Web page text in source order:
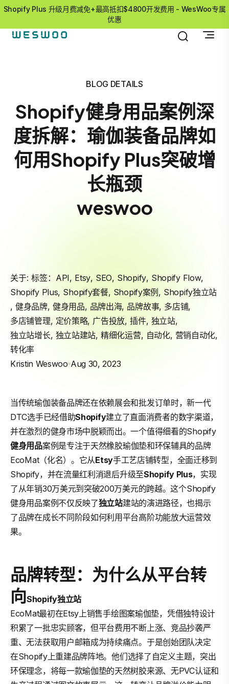
Shopify Plus 升级月费减免+最高抵扣$4800开发费用 - WesWoo专属
优惠
BLOG DETAILS
Shopify健身用品案例深
度拆解：瑜伽装备品牌如
何用Shopify Plus突破增
长瓶颈
weswoo
关于: 标签： API, Etsy, SEO, Shopify, Shopify Flow,
Shopify Plus, Shopify套餐, Shopify案例 , Shopify独立站
, 健身品牌, 健身用品, 品牌出海, 品牌故事, 多店铺,
多店铺管理, 定价策略, 广告投放,插件, 独立站,
独立站增长, 独立站建站, 精细化运营, 自动化, 营销自动化,
转化率
Kristin Weswoo Aug 30, 2023
当传统瑜伽装备品牌还在依赖展会和批发订单时，新一代
DTC选手已经借助Shopify建立了直面消费者的数字渠道，
并在激烈的健身市场中脱颖而出。一个值得细看的Shopify
健身用品案例是专注于天然橡胶瑜伽垫和环保辅具的品牌
EcoMat（化名）。它从Etsy手工艺店铺转型，全面迁移到
Shopify，并在流量红利消退后升级至Shopify Plus，实现
了从年销30万美元到突破200万美元的跨越。这个Shopify
健身用品案例不仅反映了独立站建站的演进路径，也揭示
了品牌在成长不同阶段如何利用平台高阶功能放大运营效
果。
品牌转型：为什么从平台转
向Shopify独立站
EcoMat最初在Etsy上销售手绘图案瑜伽垫，凭借独特设计
积累了一批忠实顾客，但平台费用不断上涨、竞品抄袭严
重、无法获取用户邮箱成为持续痛点。于是创始团队决定
在Shopify上重建品牌阵地。他们选择了自定义主题，突出
环保理念，将每一款瑜伽垫的天然树胶来源、无PVC认证和